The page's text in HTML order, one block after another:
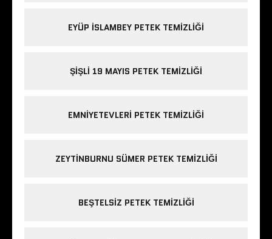
EYÜP ISLAMBEY PETEK TEMIZLIĞI
ŞIŞLI 19 MAYIS PETEK TEMIZLIĞI
EMNIYETEVLERI PETEK TEMIZLIĞI
ZEYTINBURNU SÜMER PETEK TEMIZLIĞI
BEŞTELSIZ PETEK TEMIZLIĞI